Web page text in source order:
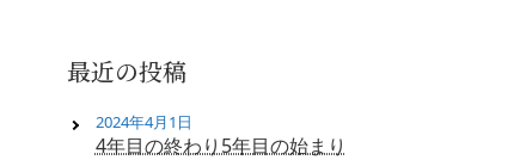
最近の投稿
4年目の終わり5年目の始まり
2024年4月1日